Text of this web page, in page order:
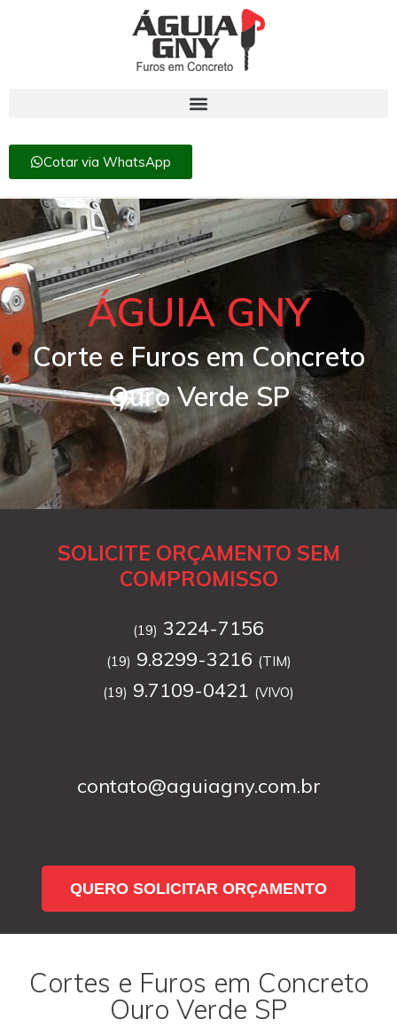
Cotar via WhatsApp
ÁGUIA GNY
Corte e Furos em Concreto
Ouro Verde SP
SOLICITE ORÇAMENTO SEM
COMPROMISSO
(19) 3224-7156
(19) 9.8299-3216 (TIM)
(19) 9.7109-0421 (VIVO)
contato@aguiagny.com.br
QUERO SOLICITAR ORÇAMENTO
Cortes e Furos em Concreto
Ouro Verde SP